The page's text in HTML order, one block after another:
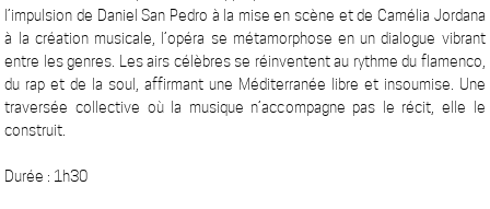
l’impulsion de Daniel San Pedro à la mise en scène et de Camélia Jordana
à la création musicale, l’opéra se métamorphose en un dialogue vibrant
entre les genres. Les airs célèbres se réinventent au rythme du flamenco,
du rap et de la soul, affirmant une Méditerranée libre et insoumise. Une
traversée collective où la musique n’accompagne pas le récit, elle le
construit.
Durée : 1h30